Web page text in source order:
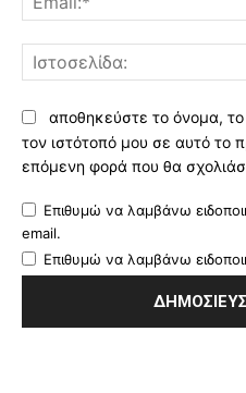
αποθηκεύστε το όνομα, το
τον ιστότοπό μου σε αυτό το
επόμενη φορά που θα
Επιθυμώ να λαμβάνω
email.
Επιθυμώ να λαμβάνω